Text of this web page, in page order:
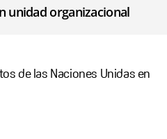
unidad organizacional
de las Naciones Unidas en